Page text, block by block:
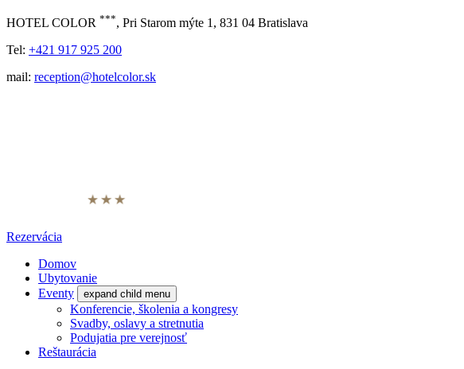
HOTEL COLOR ***, Pri Starom mýte 1, 831 04 Bratislava
Tel: +421 917 925 200
mail: reception@hotelcolor.sk
Rezervácia
Domov
Ubytovanie
Eventy
expand child menu
Konferencie, školenia a kongresy
Svadby, oslavy a stretnutia
Podujatia pre verejnosť
Reštaurácia